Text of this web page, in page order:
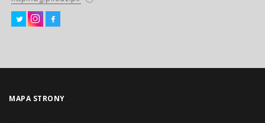
MAPA STRONY